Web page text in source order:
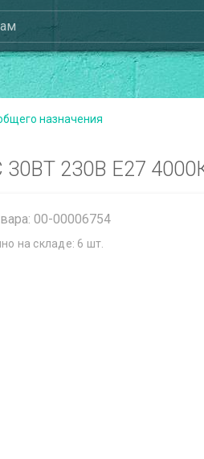
назначения
230В Е27
00-00006754
на складе: 6 шт.